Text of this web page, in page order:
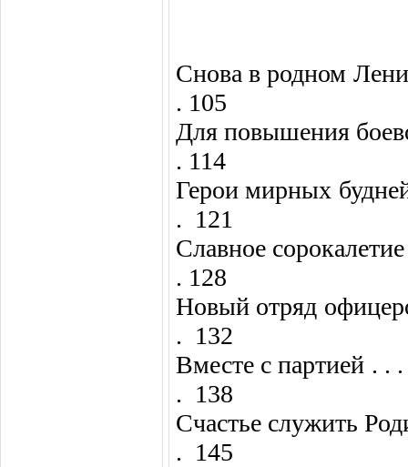
Снова в родном
. 105
Для повышения
. 114
Герои мирных
. 121
Славное
. 128
Новый отряд
. 132
Вместе с партией . .
. 138
Счастье служить
. 145